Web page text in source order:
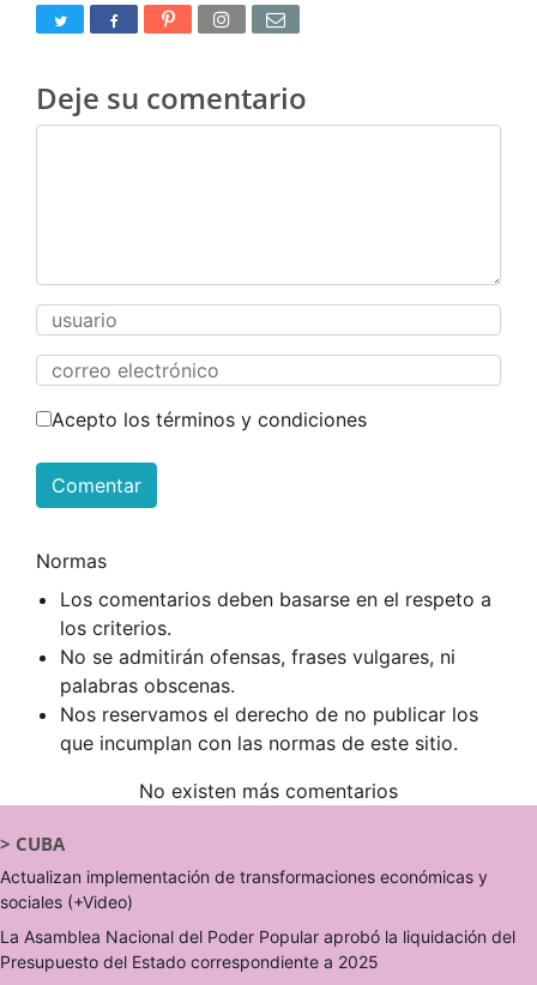
Deje su comentario
Acepto los términos y condiciones
Comentar
Normas
Los comentarios deben basarse en el respeto a
los criterios.
No se admitirán ofensas, frases vulgares, ni
palabras obscenas.
Nos reservamos el derecho de no publicar los
que incumplan con las normas de este sitio.
No existen más comentarios
> CUBA
Actualizan implementación de transformaciones económicas y
sociales (+Video)
La Asamblea Nacional del Poder Popular aprobó la liquidación del
Presupuesto del Estado correspondiente a 2025